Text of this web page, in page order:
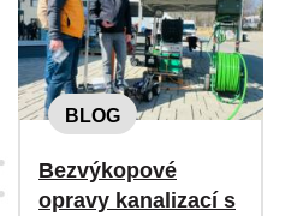
BLOG
Bezvýkopové
opravy kanalizací s